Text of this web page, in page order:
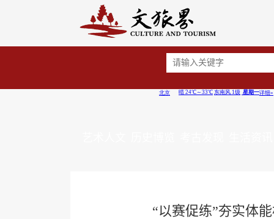
“以赛促练”夯实体